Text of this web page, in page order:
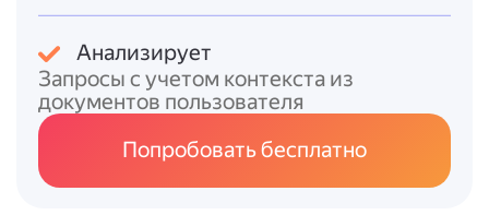
Итоговый ответ
Для снятия обременения по ипотеке
необходимо:
1. При наличиидокументарной закладной
— подать заявление от её законного
Анализирует
Запросы с учетом контекста из
документов пользователя
Попробовать бесплатно